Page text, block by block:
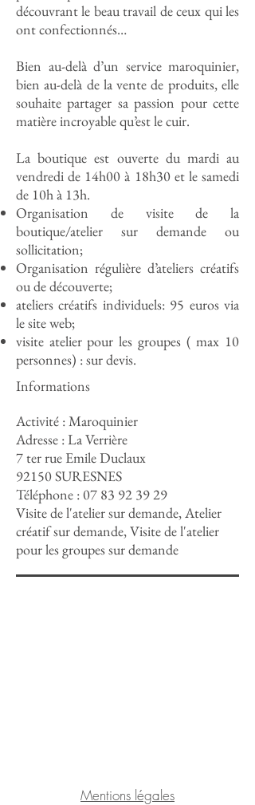
découvrant le beau travail de ceux qui les
ont confectionnés…
Bien au-delà d’un service maroquinier,
bien au-delà de la vente de produits, elle
souhaite partager sa passion pour cette
matière incroyable qu’est le cuir.
La boutique est ouverte du mardi au
vendredi de 14h00 à 18h30 et le samedi
de 10h à 13h.
Organisation de visite de la
boutique/atelier sur demande ou
sollicitation;
Organisation régulière d’ateliers créatifs
ou de découverte;
ateliers créatifs individuels: 95 euros via
le site web;
visite atelier pour les groupes ( max 10
personnes) : sur devis.
Informations
Activité : Maroquinier
Adresse : La Verrière
7 ter rue Emile Duclaux
92150 SURESNES
Téléphone :07 83 92 39 29
Visite de l'atelier sur demande, Atelier
créatif sur demande, Visite de l'atelier
pour les groupes sur demande
Mentions légales